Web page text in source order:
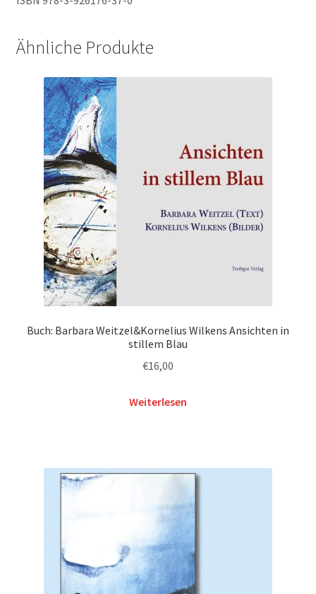
Ähnliche Produkte
Buch: Barbara Weitzel&Kornelius Wilkens Ansichten in
stillem Blau
€16,00
Weiterlesen